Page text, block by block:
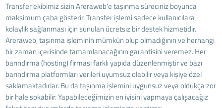
Transfer ekibimiz sizin Areraweb'e taşınma süreciniz boyunca
maksimum çaba gösterir. Transfer işlemi sadece kullanıcılara
kolaylık sağlanması için sunulan ücretsiz bir destek hizmetidir.
Areraweb, taşınma işleminin mümkün olup olmadığının ve herhangi
bir zaman içerisinde tamamlanacağının garantisini veremez. Her
barındırma (hosting) firması farklı yapıda düzenlenmiştir ve bazı
barındırma platformları verileri uyumsuz olabilir veya kişiye özel
saklamaktadırlar. Bu da taşınma işlemini uygunsuz veya oldukça zor
bir hale sokabilir. Yapabileceğimizin en iyisini yapmaya çalışacağız